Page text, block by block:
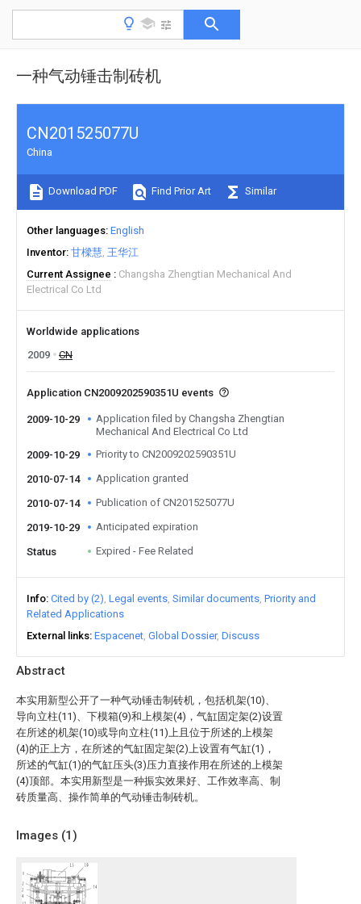
一种气动锤击制砖机
Abstract
本实用新型公开了一种气动锤击制砖机，包括机架(10)、
导向立柱(11)、下模箱(9)和上模架(4)，气缸固定架(2)设置
在所述的机架(10)或导向立柱(11)上且位于所述的上模架
(4)的正上方，在所述的气缸固定架(2)上设置有气缸(1)，
所述的气缸(1)的气缸压头(3)压力直接作用在所述的上模架
(4)顶部。本实用新型是一种振实效果好、工作效率高、制
砖质量高、操作简单的气动锤击制砖机。
Images (1)
CN201525077U
China
Download PDF Find Prior Art Similar
Other languages English
Inventor 甘樑慧 王华江
Current Assignee
Changsha Zhengtian Mechanical And
Electrical Co Ltd
Worldwide applications
2009
CN
Application CN2009202590351U events
2009-10-29
Application filed by Changsha Zhengtian
Mechanical And Electrical Co Ltd
2009-10-29
Priority to CN2009202590351U
2010-07-14 Application granted
2010-07-14 Publication of CN201525077U
2019-10-29 Anticipated expiration
Status Expired - Fee Related
Info Cited by (2) Legal events Similar documents Priority and
Related Applications
External links Espacenet Global Dossier Discuss